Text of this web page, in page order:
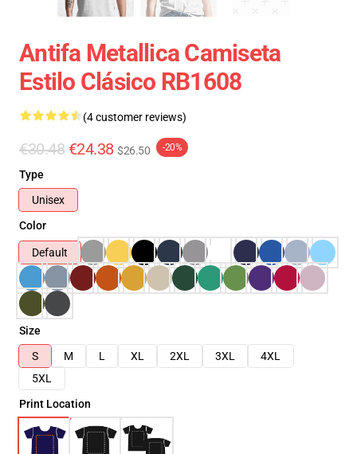
Antifa Metallica Camiseta
Estilo Clásico RB1608
(4 customer reviews)
€30.48 €24.38 $26.50 -20%
Type
Unisex
Color
Default
Size
S
M L XL 2XL 3XL
4XL
5XL
Print Location